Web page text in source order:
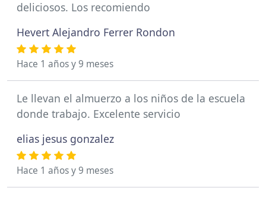
deliciosos. Los recomiendo
Hevert Alejandro Ferrer Rondon
Hace 1 años y 9 meses
Le llevan el almuerzo a los niños de la escuela
donde trabajo. Excelente servicio
elias jesus gonzalez
Hace 1 años y 9 meses